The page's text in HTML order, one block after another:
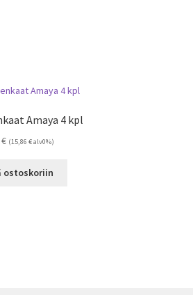
Amaya 4 kpl
€ (15,86 €alv0%)
ostoskoriin